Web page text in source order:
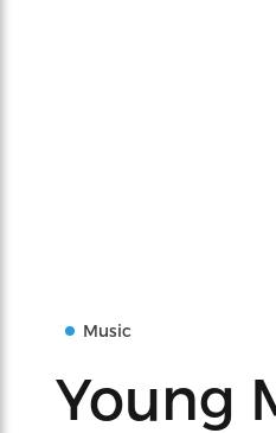
Music
Young